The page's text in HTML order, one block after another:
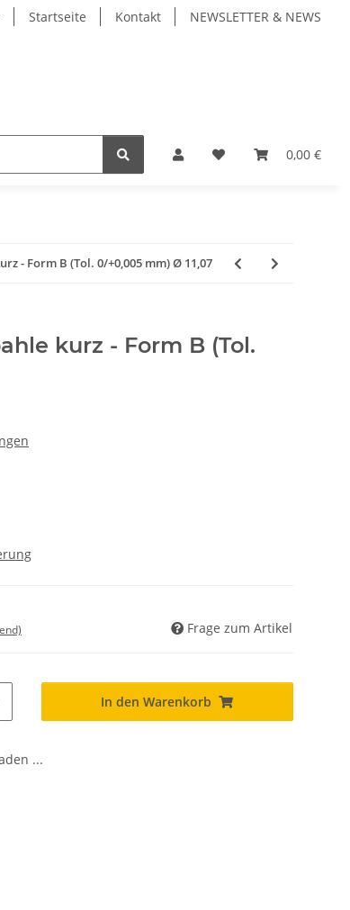
Startseite Kontakt NEWSLETTER & NEWS
0,00 €
WERKZEUGAUFNAHMEN
- Form B (Tol. 0/+0,005 mm) Ø 11,07
kurz - Form B (Tol.
Frage zum Artikel
In den Warenkorb
...